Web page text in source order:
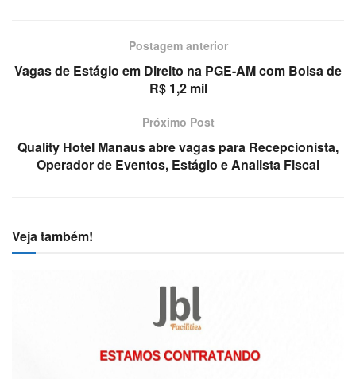
Postagem anterior
Vagas de Estágio em Direito na PGE-AM com Bolsa de
R$ 1,2 mil
Próximo Post
Quality Hotel Manaus abre vagas para Recepcionista,
Operador de Eventos, Estágio e Analista Fiscal
Veja também!